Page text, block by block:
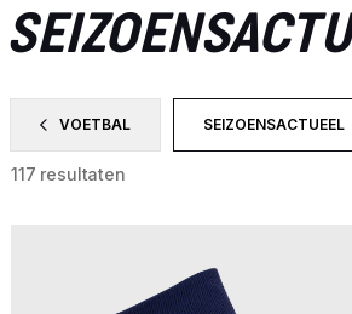
VOETBAL
FILTER OP CATEGORY: VOETBAL
SEIZOENSACTUEEL
117 resultaten